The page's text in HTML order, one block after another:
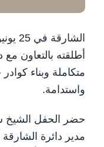
أطلقته بالتعاون
متكاملة وبناء
واستدامة.
حضر الحفل الشيخ
مدير دائرة